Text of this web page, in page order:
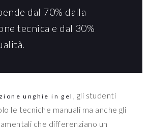
dal 70% dalla
tecnica e dal 30%
unghie in gel , gli studenti
le tecniche manuali ma anche gli
che differenziano un